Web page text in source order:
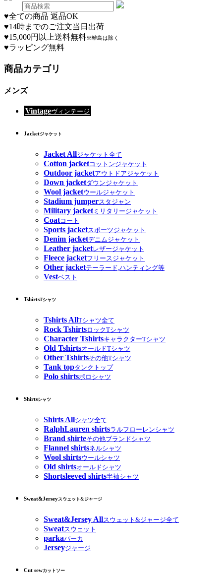
♥全ての商品 返品OK
♥14時までのご注文当日出荷
♥15,000円以上送料無料※離島は除く
♥ラッピング無料
商品カテゴリ
メンズ
Vintageヴィンテージ
Jacketジャケット
Jacket Allジャケット全て
Cotton jacketコットンジャケット
Outdoor jacketアウトドアジャケット
Down jacketダウンジャケット
Wool jacketウールジャケット
Stadium jumperスタジャン
Military jacketミリタリージャケット
Coatコート
Sports jacketスポーツジャケット
Denim jacketデニムジャケット
Leather jacketレザージャケット
Fleece jacketフリースジャケット
Other jacketテーラード,ハンティング等
Vestベスト
TshirtsTシャツ
Tshirts AllTシャツ全て
Rock TshirtsロックTシャツ
Character TshirtsキャラクターTシャツ
Old TshirtsオールドTシャツ
Other Tshirtsその他Tシャツ
Tank topタンクトップ
Polo shirtsポロシャツ
Shirtsシャツ
Shirts Allシャツ全て
RalphLauren shirtsラルフローレンシャツ
Brand shirteその他ブランドシャツ
Flannel shirtsネルシャツ
Wool shirtsウールシャツ
Old shirtsオールドシャツ
Shortsleeved shirts半袖シャツ
Sweat&Jerseyスウェット&ジャージ
Sweat&Jersey Allスウェット&ジャージ全て
Sweatスウェット
parkaパーカ
Jerseyジャージ
Cut sewカットソー